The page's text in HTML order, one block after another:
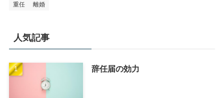
重任
離婚
人気記事
辞任届の効力